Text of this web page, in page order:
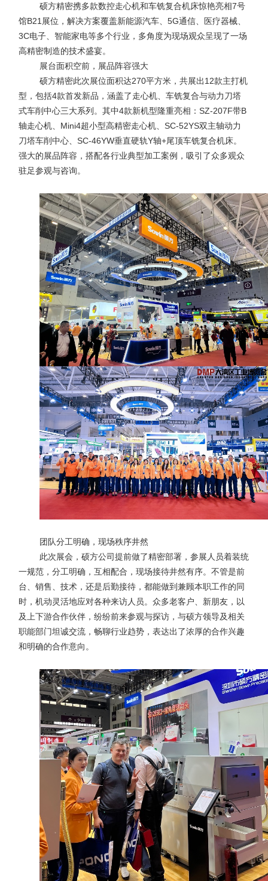
硕方精密携多款数控走心机和车铣复合机床惊艳亮相7号
馆B21 展位，解决方案覆盖新能源汽车、5G通信、医疗器械、
3C电子、智能家电等多个行业，多角度为现场观众呈现了一场
高精密制造的技术盛宴。
展台面积空前，展品阵容强大
硕方精密此次展位面积达270平方米，共展出12款主打机
型，包括4款首发新品，涵盖了走心机、车铣复合与动力刀塔
式车削中心三大系列。其中4款新机型隆重亮相：SZ-207F带B
轴走心机、 Mini4超小型高精密走心机、SC-52YS双主轴动力
刀塔车削中心、SC-46YW垂直硬轨Y轴+尾顶车铣复合机床。
强大的展品阵容，搭配各行业典型加工案例，吸引了众多观众
驻足参观与咨询。
团队分工明确，现场秩序井然
此次展会，硕方公司提前做了精密部署，参展人员着装统
一规范，分工明确，互相配合，现场接待井然有序。不管是前
台、销售、技术，还是后勤接待，都能做到兼顾本职工作的同
时，机动灵活地应对各种来访人员。众多老客户、新朋友，以
及上下游合作伙伴，纷纷前来参观与探访，与硕方领导及相关
职能部门坦诚交流，畅聊行业趋势，表达出了浓厚的合作兴趣
和明确的合作意向。